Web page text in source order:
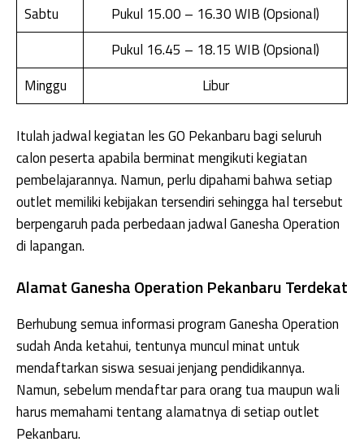
Sabtu
Pukul 15.00 – 16.30 WIB (Opsional)
Pukul 16.45 – 18.15 WIB (Opsional)
Minggu
Libur
Itulah jadwal kegiatan les GO Pekanbaru bagi seluruh
calon peserta apabila berminat mengikuti kegiatan
pembelajarannya. Namun, perlu dipahami bahwa setiap
outlet memiliki kebijakan tersendiri sehingga hal tersebut
berpengaruh pada perbedaan jadwal Ganesha Operation
di lapangan.
Alamat Ganesha Operation Pekanbaru Terdekat
Berhubung semua informasi program Ganesha Operation
sudah Anda ketahui, tentunya muncul minat untuk
mendaftarkan siswa sesuai jenjang pendidikannya.
Namun, sebelum mendaftar para orang tua maupun wali
harus memahami tentang alamatnya di setiap outlet
Pekanbaru.